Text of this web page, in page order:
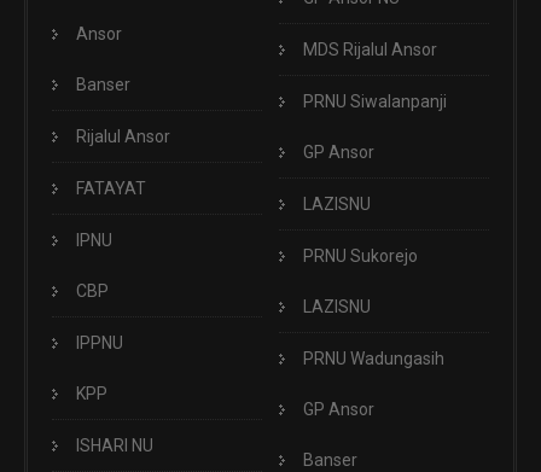
Ansor
Banser
Rijalul Ansor
FATAYAT
IPNU
CBP
IPPNU
KPP
ISHARI NU
MDS Rijalul Ansor
PRNU Siwalanpanji
GP Ansor
LAZISNU
PRNU Sukorejo
LAZISNU
PRNU Wadungasih
GP Ansor
Banser